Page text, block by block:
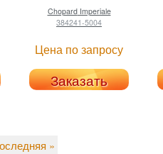
ChopardImperiale
384241-5004
Цена по запросу
Заказать
»